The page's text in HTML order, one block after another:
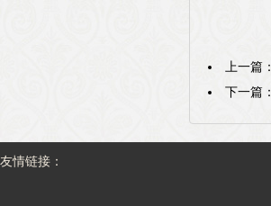
上一篇：
下一篇：
友情链接：